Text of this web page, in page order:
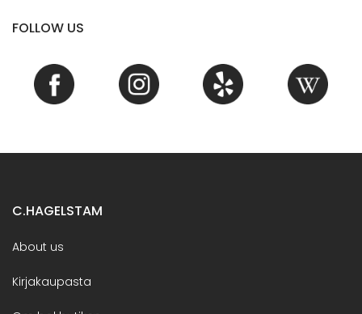
FOLLOW US
C.HAGELSTAM
About us
Kirjakaupasta